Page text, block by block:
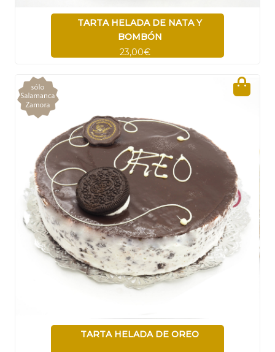
TARTA HELADA DE NATA Y
BOMBÓN
23,00€
TARTA HELADA DE OREO